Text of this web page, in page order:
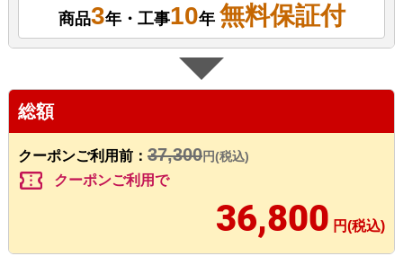
商品3年・工事10年 無料保証付
総額
クーポンご利用前： 37,300円(税込)
confirmation_number クーポンご利用で
36,800 円(税込)